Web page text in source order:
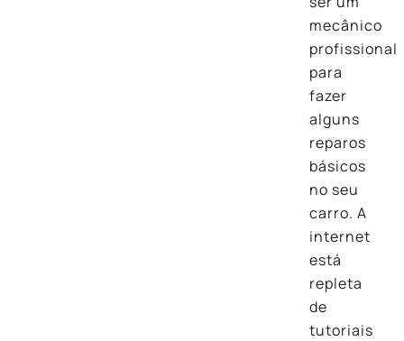
mecânico
profissional
para
fazer
alguns
reparos
básicos
no seu
carro. A
internet
está
repleta
de
tutoriais